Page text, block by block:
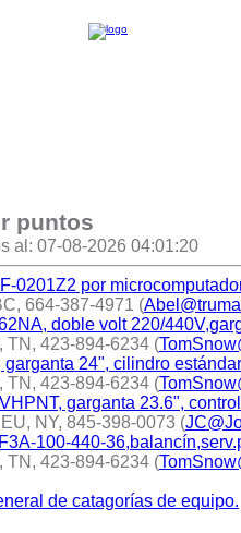
puntos
al: 07-08-2026 04:01:20
0201Z2 por
664-387-4971 (
doble volt 220/
TN, 423-894-6234 (
garganta 24", cilindro
TN, 423-894-6234 (
garganta 23.6",
NY, 845-398-0073 (
100-440-
TN, 423-894-6234 (
de catagorías de equipo.